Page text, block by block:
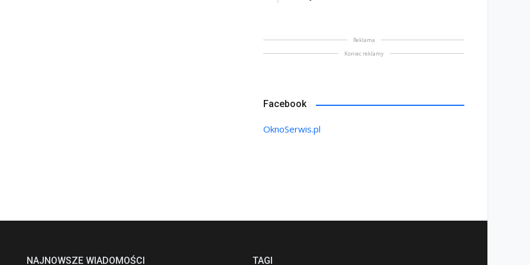
Reklama
Koniec reklamy
Facebook
OknoSerwis.pl
NAJNOWSZE WIADOMOŚCI TAGI